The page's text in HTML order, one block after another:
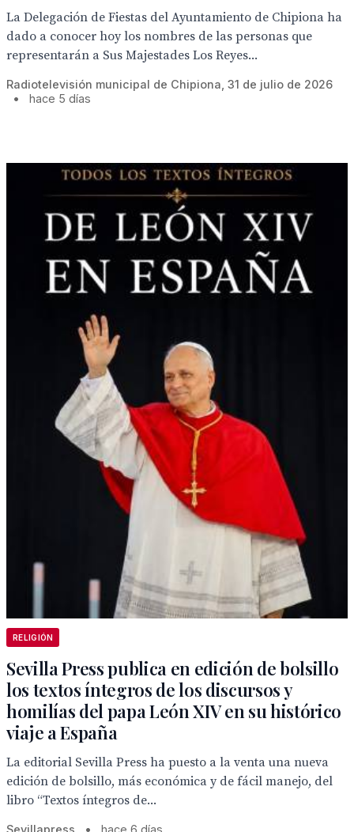
La Delegación de Fiestas del Ayuntamiento de Chipiona ha
dado a conocer hoy los nombres de las personas que
representarán a Sus Majestades Los Reyes...
Radiotelevisión municipal de Chipiona, 31 de julio de 2026
•
hace 5 días
RELIGIÓN
Sevilla Press publica en edición de bolsillo
los textos íntegros de los discursos y
homilías del papa León XIV en su histórico
viaje a España
La editorial Sevilla Press ha puesto a la venta una nueva
edición de bolsillo, más económica y de fácil manejo, del
libro “Textos íntegros de...
Sevillapress • hace 6 días